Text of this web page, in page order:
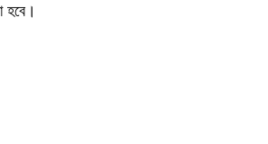
হবে।